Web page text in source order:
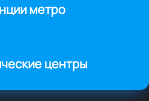
метро
центры